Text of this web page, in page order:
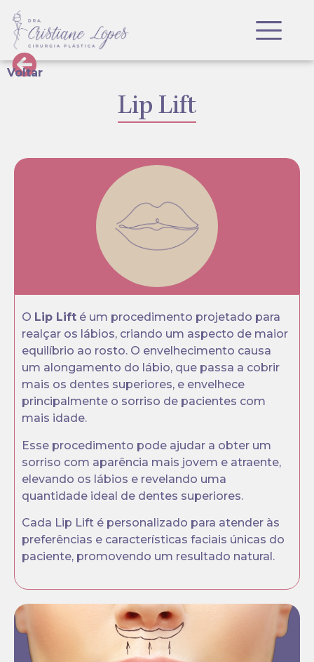
Voltar
Lip Lift
O Lip Lift é um procedimento projetado para
realçar os lábios, criando um aspecto de maior
equilíbrio ao rosto. O envelhecimento causa
um alongamento do lábio, que passa a cobrir
mais os dentes superiores, e envelhece
principalmente o sorriso de pacientes com
mais idade.
Esse procedimento pode ajudar a obter um
sorriso com aparência mais jovem e atraente,
elevando os lábios e revelando uma
quantidade ideal de dentes superiores.
Cada Lip Lift é personalizado para atender às
preferências e características faciais únicas do
paciente, promovendo um resultado natural.